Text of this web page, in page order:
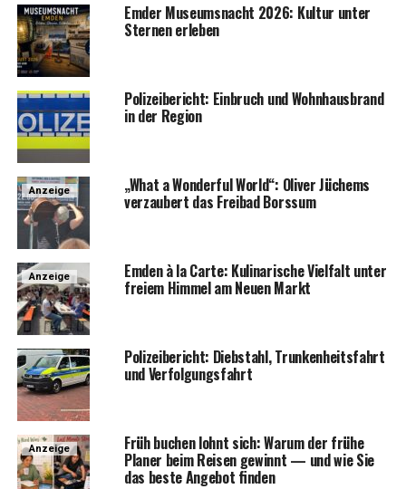
Emder Muse­ums­nacht 2026: Kul­tur unter
Ster­nen erleben
Poli­zei­be­richt: Ein­bruch und Wohn­haus­brand
in der Region
Anzeige „What a Won­derful World“: Oli­ver Jüchems
ver­zau­bert das Frei­bad Borssum
Anzeige Emden à la Car­te: Kuli­na­ri­sche Viel­falt unter
frei­em Him­mel am Neu­en Markt
Poli­zei­be­richt: Dieb­stahl, Trun­ken­heits­fahrt
und Verfolgungsfahrt
Anzeige Früh buchen lohnt sich: War­um der frü­he
Pla­ner beim Rei­sen gewinnt — und wie Sie
das bes­te Ange­bot finden